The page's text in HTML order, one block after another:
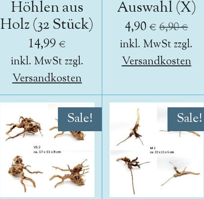
Höhlen aus
Holz (32 Stück)
14,99 €
inkl. MwSt zzgl.
Versandkosten
Auswahl (X)
4,90 € 6,90 €
inkl. MwSt zzgl.
Versandkosten
Sale! Sale!